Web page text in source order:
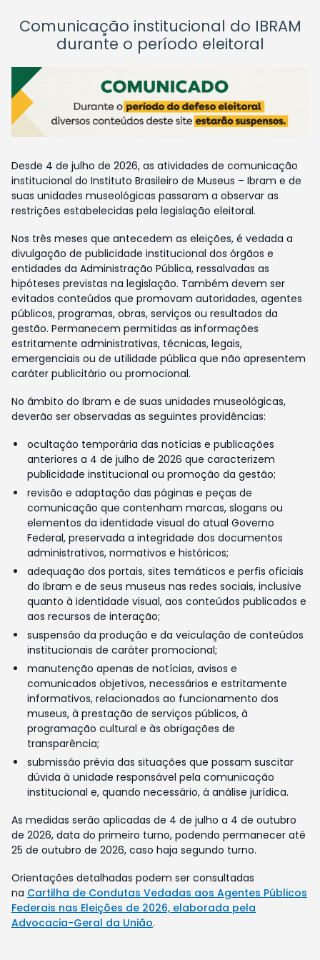
Comunicação institucional do IBRAM
durante o período eleitoral
Desde 4 de julho de 2026, as atividades de comunicação
institucional do Instituto Brasileiro de Museus – Ibram e de
suas unidades museológicas passaram a observar as
restrições estabelecidas pela legislação eleitoral.
Nos três meses que antecedem as eleições, é vedada a
divulgação de publicidade institucional dos órgãos e
entidades da Administração Pública, ressalvadas as
hipóteses previstas na legislação. Também devem ser
evitados conteúdos que promovam autoridades, agentes
públicos, programas, obras, serviços ou resultados da
gestão. Permanecem permitidas as informações
estritamente administrativas, técnicas, legais,
emergenciais ou de utilidade pública que não apresentem
caráter publicitário ou promocional.
No âmbito do Ibram e de suas unidades museológicas,
deverão ser observadas as seguintes providências:
ocultação temporária das notícias e publicações
anteriores a 4 de julho de 2026 que caracterizem
publicidade institucional ou promoção da gestão;
revisão e adaptação das páginas e peças de
comunicação que contenham marcas, slogans ou
elementos da identidade visual do atual Governo
Federal, preservada a integridade dos documentos
administrativos, normativos e históricos;
adequação dos portais, sites temáticos e perfis oficiais
do Ibram e de seus museus nas redes sociais, inclusive
quanto à identidade visual, aos conteúdos publicados e
aos recursos de interação;
suspensão da produção e da veiculação de conteúdos
institucionais de caráter promocional;
manutenção apenas de notícias, avisos e
comunicados objetivos, necessários e estritamente
informativos, relacionados ao funcionamento dos
museus, à prestação de serviços públicos, à
programação cultural e às obrigações de
transparência;
submissão prévia das situações que possam suscitar
dúvida à unidade responsável pela comunicação
institucional e, quando necessário, à análise jurídica.
As medidas serão aplicadas de 4 de julho a 4 de outubro
de 2026, data do primeiro turno, podendo permanecer até
25 de outubro de 2026, caso haja segundo turno.
Orientações detalhadas podem ser consultadas
na Cartilha de Condutas Vedadas aos Agentes Públicos
Federais nas Eleições de 2026, elaborada pela
Advocacia-Geral da União.